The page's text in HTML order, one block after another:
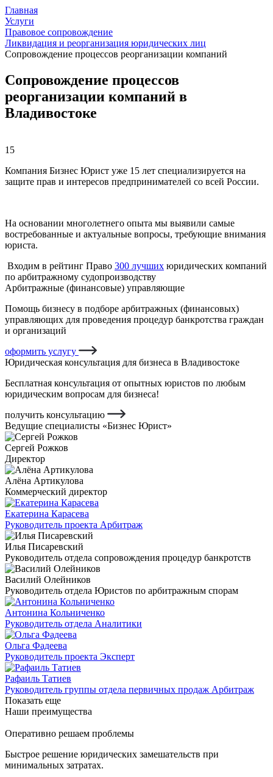
Главная
Услуги
Правовое сопровождение
Ликвидация и реорганизация юридических лиц
Сопровождение процессов реорганизации компаний
Сопровождение процессов
реорганизации компаний в
Владивостоке
15
Компания Бизнес Юрист уже 15 лет специализируется на
защите прав и интересов предпринимателей со всей России.
На основании многолетнего опыта мы выявили самые
востребованные и актуальные вопросы, требующие внимания
юриста.
Входим в рейтинг Право 300 лучших юридических компаний
по арбитражному судопроизводству
Арбитражные (финансовые) управляющие
Помощь бизнесу в подборе арбитражных (финансовых)
управляющих для проведения процедур банкротства граждан
и организаций
оформить услугу
Юридическая консультация для бизнеса в Владивостоке
Бесплатная консультация от опытных юристов по любым
юридическим вопросам для бизнеса!
получить консультацию
Ведущие специалисты «Бизнес Юрист»
Сергей Рожков
Директор
Алёна Артикулова
Коммерческий директор
Екатерина Карасева
Руководитель проекта Арбитраж
Илья Писаревский
Руководитель отдела сопровождения процедур банкротств
Василий Олейников
Руководитель отдела Юристов по арбитражным спорам
Антонина Кольниченко
Руководитель отдела Аналитики
Ольга Фадеева
Руководитель проекта Эксперт
Рафаиль Татиев
Руководитель группы отдела первичных продаж Арбитраж
Показать еще
Наши преимущества
Оперативно решаем проблемы
Быстрое решение юридических замешательств при
минимальных затратах.